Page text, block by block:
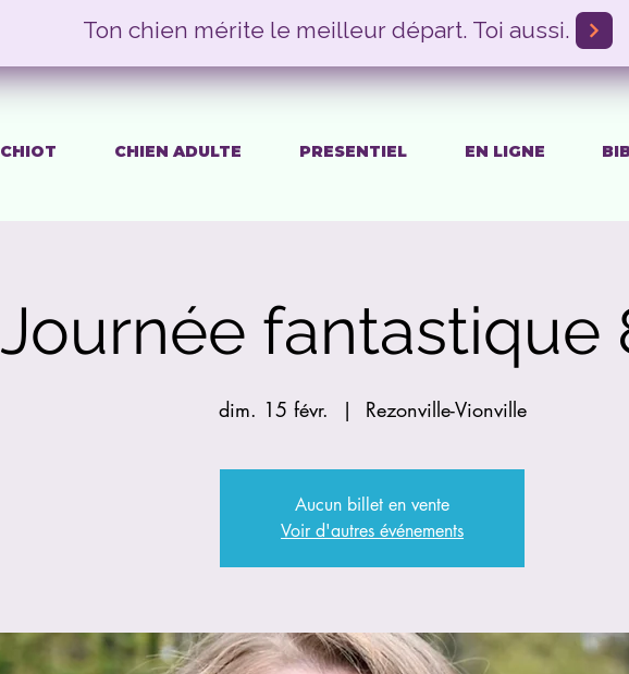
Ton chien mérite le meilleur départ. Toi aussi.
CHIOT CHIEN ADULTE PRESENTIEL EN LIGNE
Journée fantastique
dim. 15 févr.
  |
Rezonville-Vionville
Aucun billet en vente
Voir d'autres événements